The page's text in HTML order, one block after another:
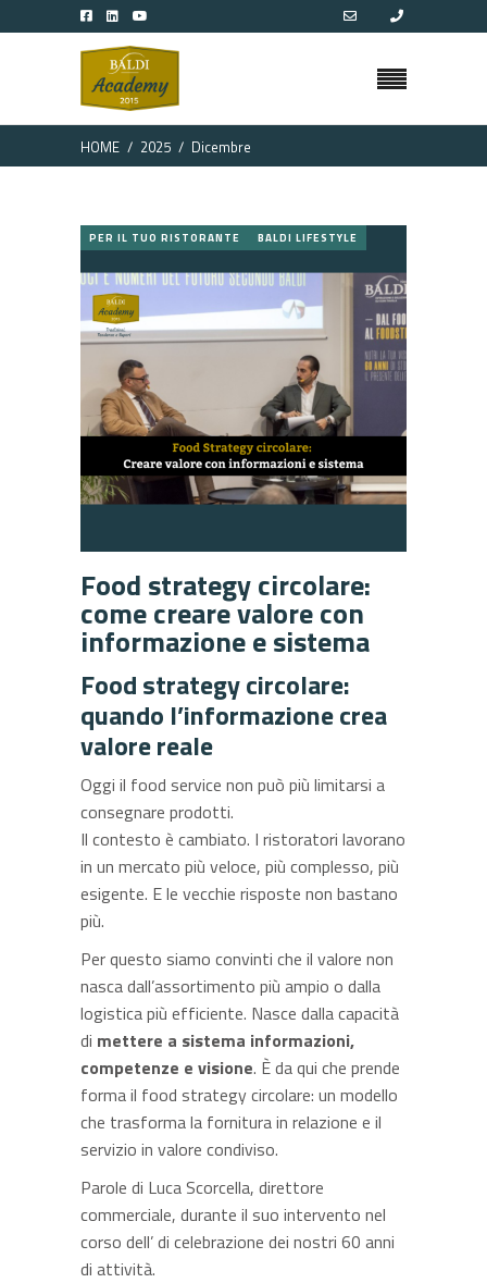
HOME 2025 Dicembre
PER IL TUO RISTORANTE BALDI LIFESTYLE
Food strategy circolare:
come creare valore con
informazione e sistema
Food strategy circolare:
quando l’informazione crea
valore reale
Oggi il food service non può più limitarsi a
consegnare prodotti.
Il contesto è cambiato. I ristoratori lavorano
in un mercato più veloce, più complesso, più
esigente. E le vecchie risposte non bastano
più.
Per questo siamo convinti che il valore non
nasca dall’assortimento più ampio o dalla
logistica più efficiente. Nasce dalla capacità
di mettere a sistema informazioni,
competenze e visione. È da qui che prende
forma il food strategy circolare: un modello
che trasforma la fornitura in relazione e il
servizio in valore condiviso.
Parole di Luca Scorcella, direttore
commerciale, durante il suo intervento nel
corso dell’ di celebrazione dei nostri 60 anni
di attività.